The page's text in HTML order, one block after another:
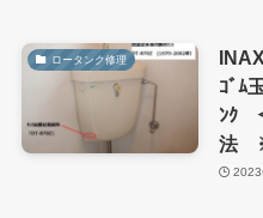
ロータンク修理
ｺﾞﾑ
ﾝｸ
法